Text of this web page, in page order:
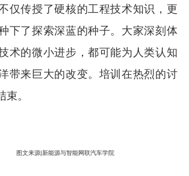
仅传授了硬核的工程技术知识，更
下了探索深蓝的种子。大家深刻体
术的微小进步，都可能为人类认知
带来巨大的改变。培训在热烈的讨
。
图文来源|新能源与智能网联汽车学院